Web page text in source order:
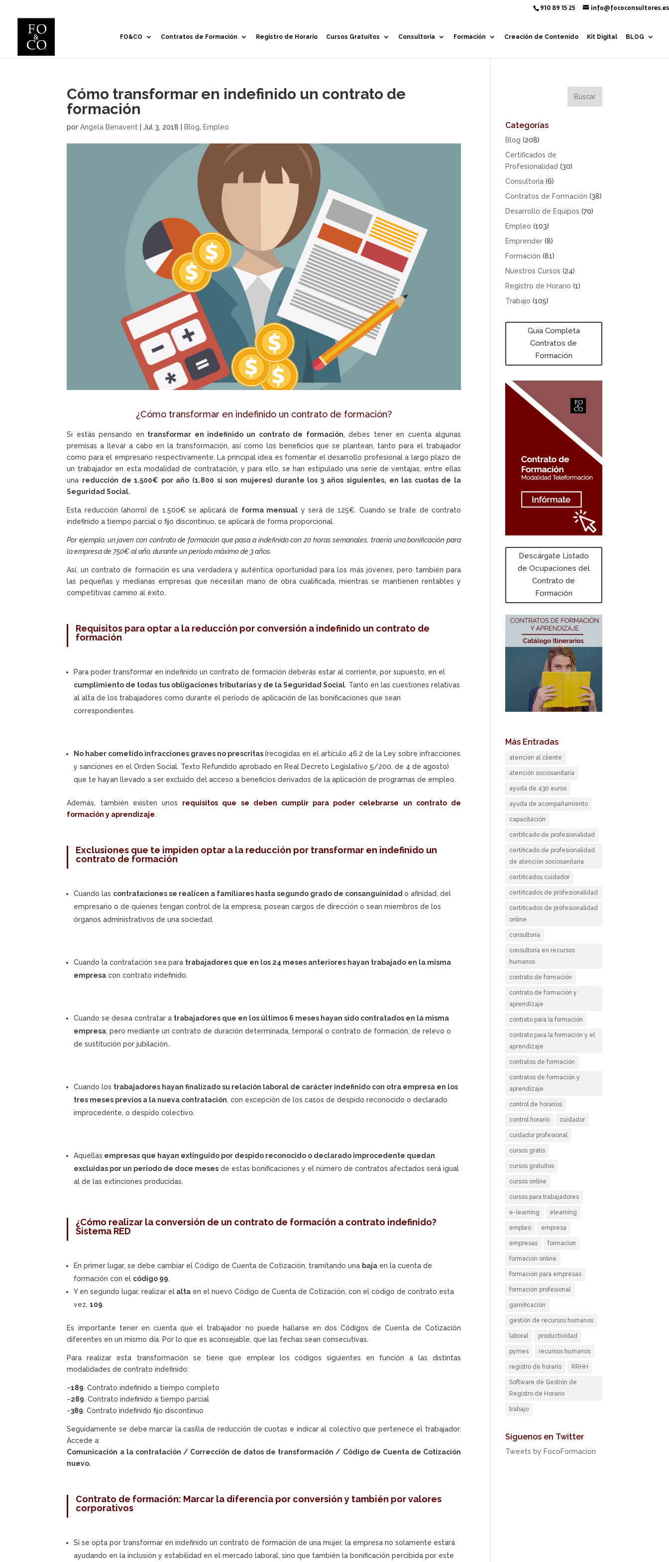
910 89 15 25 info@fococonsultores.es
FO&CO Contratos de Formación Registro de Horario Cursos Gratuitos Consultoría Formación Creación de Contenido Kit Digital BLOG
Cómo transformar en indefinido un contrato de
formación
porAngela Benavent |Jul 3, 2018 Blog, Empleo
¿Cómo transformar en indefinido un contrato de formación?
Si estás pensando en transformar en indefinido un contrato de formación, debes tener en cuenta algunas
premisas a llevar a cabo en la transformación, así como los beneficios que se plantean, tanto para el trabajador
como para el empresario respectivamente. La principal idea es fomentar el desarrollo profesional a largo plazo de
un trabajador en esta modalidad de contratación, y para ello, se han estipulado una serie de ventajas, entre ellas
una reducción de 1.500€ por año (1.800 si son mujeres) durante los 3 años siguientes, en las cuotas de la
Seguridad Social.
Esta reducción (ahorro) de 1.500€ se aplicará de forma mensual y será de 125€. Cuando se trate de contrato
indefinido a tiempo parcial o fijo discontinuo, se aplicará de forma proporcional.
Por ejemplo, un joven con contrato de formación que pasa a indefinido con 20 horas semanales, traería una bonificación para
la empresa de 750€ al año, durante un periodo máximo de 3 años.
Así, un contrato de formación es una verdadera y auténtica oportunidad para los más jóvenes, pero también para
las pequeñas y medianas empresas que necesitan mano de obra cualificada, mientras se mantienen rentables y
competitivas camino al éxito.
Requisitos para optar a la reducción por conversión a indefinido un contrato de
formación
Para poder transformar en indefinido un contrato de formación deberás estar al corriente, por supuesto, en el
cumplimiento de todas tus obligaciones tributarias y de la Seguridad Social. Tanto en las cuestiones relativas
al alta de los trabajadores como durante el período de aplicación de las bonificaciones que sean
correspondientes.
No haber cometido infracciones graves no prescritas(recogidas en el artículo 46.2 de la Ley sobre infracciones
y sanciones en el Orden Social. Texto Refundido aprobado en Real Decreto Legislativo 5/200, de 4 de agosto)
que te hayan llevado a ser excluido del acceso a beneficios derivados de la aplicación de programas de empleo.
Además, también existen unos requisitos que se deben cumplir para poder celebrarse un contrato de
formación y aprendizaje.
Exclusiones que te impiden optar a la reducción por transformar en indefinido un
contrato de formación
Cuando las contrataciones se realicen a familiares hasta segundo grado de consanguinidado afinidad, del
empresario o de quienes tengan control de la empresa, posean cargos de dirección o sean miembros de los
órganos administrativos de una sociedad.
Cuando la contratación sea para trabajadores que en los 24 meses anteriores hayan trabajado en la misma
empresa con contrato indefinido.
Cuando se desea contratar a trabajadores que en los últimos 6 meses hayan sido contratados en la misma
empresa, pero mediante un contrato de duración determinada, temporal o contrato de formación, de relevo o
de sustitución por jubilación.
Cuando los trabajadores hayan finalizado su relación laboral de carácter indefinido con otra empresa en los
tres meses previos a la nueva contratación, con excepción de los casos de despido reconocido o declarado
improcedente, o despido colectivo.
Aquellas empresas que hayan extinguido por despido reconocido o declarado improcedente quedan
excluidas por un periodo de doce meses de estas bonificaciones y el número de contratos afectados será igual
al de las extinciones producidas.
¿Cómo realizar la conversión de un contrato de formación a contrato indefinido?
Sistema RED
En primer lugar, se debe cambiar el Código de Cuenta de Cotización, tramitando una baja en la cuenta de
formación con el código 99.
Y en segundo lugar, realizar el alta en el nuevo Código de Cuenta de Cotización, con el código de contrato esta
vez,109.
Es importante tener en cuenta que el trabajador no puede hallarse en dos Códigos de Cuenta de Cotización
diferentes en un mismo día. Por lo que es aconsejable, que las fechas sean consecutivas.
Para realizar esta transformación se tiene que emplear los códigos siguientes en función a las distintas
modalidades de contrato indefinido:
–189. Contrato indefinido a tiempo completo
–289. Contrato indefinido a tiempo parcial
–389. Contrato indefinido fijo discontinuo
Seguidamente se debe marcar la casilla de reducción de cuotas e indicar al colectivo que pertenece el trabajador.
Accede a:
Comunicación a la contratación / Corrección de datos de transformación / Código de Cuenta de Cotización
nuevo.
Contrato de formación: Marcar la diferencia por conversión y también por valores
corporativos
Si se opta por transformar en indefinido un contrato de formación de una mujer, la empresa no solamente estará
ayudando en la inclusión y estabilidad en el mercado laboral, sino que también la bonificación percibida por este
Categorías
Blog (208)
Certificados de
Profesionalidad (30)
Consultoria (6)
Contratos de Formación (38)
Desarrollo de Equipos (70)
Empleo (103)
Emprender (8)
Formación (81)
Nuestros Cursos (24)
Registro de Horario (1)
Trabajo (105)
Guía Completa
Contratos de
Formación
Descárgate Listado
de Ocupaciones del
Contrato de
Formación
Más Entradas
atencion al cliente
atención sociosanitaria
ayuda de 430 euros
ayuda de acompañamiento
capacitación
certificado de profesionalidad
certificado de profesionalidad
de atención sociosanitaria
certificados cuidador
certificados de profesionalidad
certificados de profesionalidad
online
consultoría
consultoría en recursos
humanos
contrato de formación
contrato de formación y
aprendizaje
contrato para la formación
contrato para la formación y el
aprendizaje
contratos de formación
contratos de formación y
aprendizaje
control de horarios
control horario cuidador
cuidador profesional
cursos gratis
cursos gratuitos
cursos online
cursos para trabajadores
e-learning elearning
empleo empresa
empresas formacion
formación online
formación para empresas
formación profesional
gamificación
gestión de recursos humanos
laboral productividad
pymes recursos humanos
registro de horario RRHH
Software de Gestión de
Registro de Horario
trabajo
Síguenos en Twitter
Tweets by FocoFormacion